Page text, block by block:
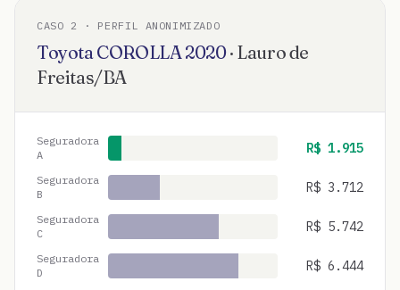
CASO 2 · PERFIL ANONIMIZADO
ToyotaCOROLLA2020· Lauro de
Freitas/BA
Seguradora
A
R$ 1.915
Seguradora
B
R$ 3.712
Seguradora
C
R$ 5.742
Seguradora
D
R$ 6.444